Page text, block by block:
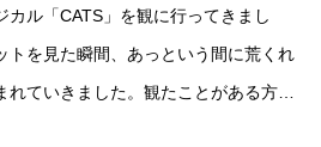
カル「CATS」を観に行ってきまし
トを見た瞬間、あっという間に荒くれ
ていきました。観たことがある方も